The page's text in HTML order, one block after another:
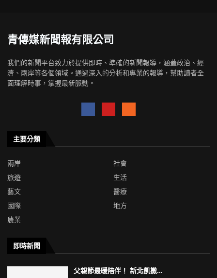
青傳媒新聞報有限公司
我們的新聞平台致力於提供即時、準確的新聞報導，涵蓋政治、經
濟、兩岸等各個領域。通過深入的分析和專業的報導，幫助讀者全
面理解時事，掌握最新脈動。
主要分類
兩岸
社會
旅遊
生活
藝文
醫療
國際
地方
農業
即時新聞
父親節最暖陪伴！ 新北凱撒...